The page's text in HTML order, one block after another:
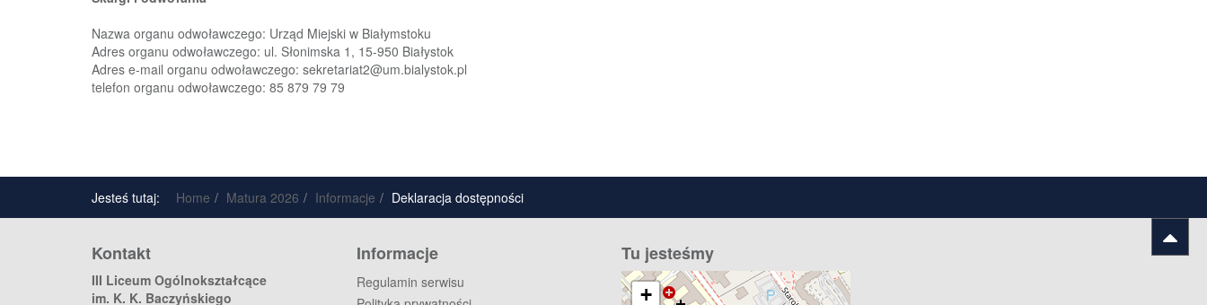
Nazwa organu odwoławczego: Urząd Miejski w Białymstoku
Adres organu odwoławczego: ul. Słonimska 1, 15-950 Białystok
Adres e-mail organu odwoławczego: sekretariat2@um.bialystok.pl
telefon organu odwoławczego: 85 879 79 79
Jesteś tutaj: Home Matura 2026 Informacje Deklaracja dostępności
Kontakt
III Liceum Ogólnokształcące
im. K. K. Baczyńskiego
Informacje
Regulamin serwisu
Tu jesteśmy
+